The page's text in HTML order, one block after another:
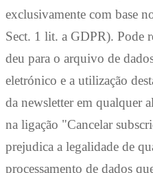
exclusivamente com base
Sect. 1 lit. a GDPR). Pode
deu para o arquivo de
eletrónico e a utilização
da newsletter em qualquer
na ligação "Cancelar
prejudica a legalidade de
processamento de dados